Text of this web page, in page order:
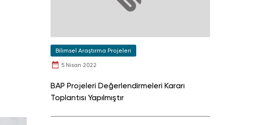
Bilimsel Araştırma Projeleri
5 Nisan 2022
BAP Projeleri Değerlendirmeleri Kararı
Toplantısı Yapılmıştır